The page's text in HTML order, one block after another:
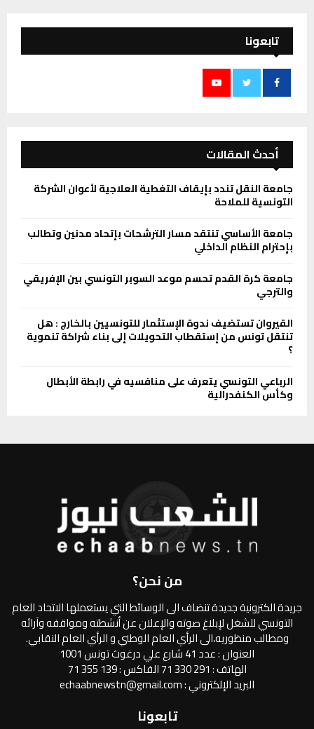
تابعونا
أحدث المقالات
جامعة النقل تندد بإيقاف التغطية العلاجية لأعوان الشركة
التونسية للملاحة
جامعة الأساسي تنتقد مسار الترشحات بإتحاد مدنين وتطالب
بإحترام النظام الداخلي
جامعة كرة القدم تحسم موعد السوبر التونسي بين الإفريقي
والترجي
القيروان تستضيف ندوة الإستثمار للتونسيين بالخارج : هل
تنتقل تونس من إستقطاب التحويلات إلى بناء شراكة تنموية
؟
الرباعي التونسي يتعرف على منافسيه في رابطة الأبطال
وكأس الكنفدرالية
من نحن؟
جريدة الكترونية جديدة تنضاف الى الوسائط التي يستعملها الاتحاد العام
التونسي للشغل لإبلاغ صوته والإعلان عن أنشطته ومواقفه وآرائه
ومطالب منظوريه،الى الرأي العام الوطني و الرأي العام النقابي.
العنوان : عدد 41 شارع علي درغوث تونس 1001
الهاتف : 291 330 71 الفاكس : 139 355 71
البريد الإلكتروني : echaabnewstn@gmail.com
تابعونا